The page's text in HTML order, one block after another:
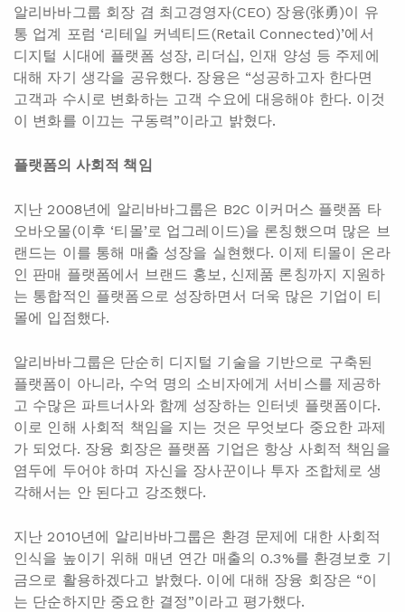
알리바바그룹 회장 겸 최고경영자(CEO) 장융(张勇)이 유
통 업계 포럼 ‘리테일 커넥티드(Retail Connected)’에서
디지털 시대에 플랫폼 성장, 리더십, 인재 양성 등 주제에
대해 자기 생각을 공유했다. 장융은 “성공하고자 한다면
고객과 수시로 변화하는 고객 수요에 대응해야 한다. 이것
이 변화를 이끄는 구동력”이라고 밝혔다.
플랫폼의 사회적 책임
지난 2008년에 알리바바그룹은 B2C 이커머스 플랫폼 타
오바오몰(이후 ‘티몰’로 업그레이드)을 론칭했으며 많은 브
랜드는 이를 통해 매출 성장을 실현했다. 이제 티몰이 온라
인 판매 플랫폼에서 브랜드 홍보, 신제품 론칭까지 지원하
는 통합적인 플랫폼으로 성장하면서 더욱 많은 기업이 티
몰에 입점했다.
알리바바그룹은 단순히 디지털 기술을 기반으로 구축된
플랫폼이 아니라, 수억 명의 소비자에게 서비스를 제공하
고 수많은 파트너사와 함께 성장하는 인터넷 플랫폼이다.
이로 인해 사회적 책임을 지는 것은 무엇보다 중요한 과제
가 되었다. 장융 회장은 플랫폼 기업은 항상 사회적 책임을
염두에 두어야 하며 자신을 장사꾼이나 투자 조합체로 생
각해서는 안 된다고 강조했다.
지난 2010년에 알리바바그룹은 환경 문제에 대한 사회적
인식을 높이기 위해 매년 연간 매출의 0.3%를 환경보호 기
금으로 활용하겠다고 밝혔다. 이에 대해 장융 회장은 “이
는 단순하지만 중요한 결정”이라고 평가했다.